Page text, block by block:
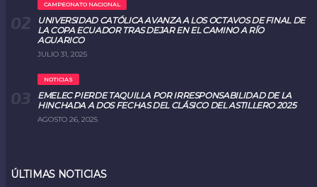
CAMPEONATO NACIONAL
UNIVERSIDAD CATÓLICA AVANZA A LOS OCTAVOS DE FINAL DE
LA COPA ECUADOR TRAS DEJAR EN EL CAMINO A RÍO
AGUARICO
JULIO 31, 2025
NOTICIAS
EMELEC PIERDE TAQUILLA POR IRRESPONSABILIDAD DE LA
HINCHADA A DOS FECHAS DEL CLÁSICO DEL ASTILLERO 2025
AGOSTO 26, 2025
ÚLTIMAS NOTICIAS